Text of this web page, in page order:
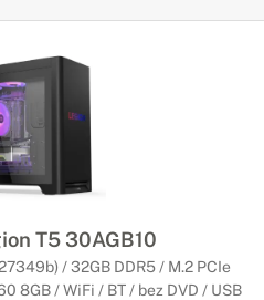
T5 30AGB10
/ 32GB DDR5 / M.2 PCIe
8GB / WiFi / BT / bez DVD / USB